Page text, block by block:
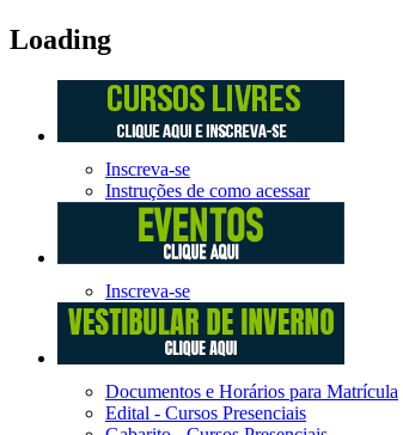
Loading
Inscreva-se
Instruções de como acessar
Inscreva-se
Documentos e Horários para Matrícula
Edital - Cursos Presenciais